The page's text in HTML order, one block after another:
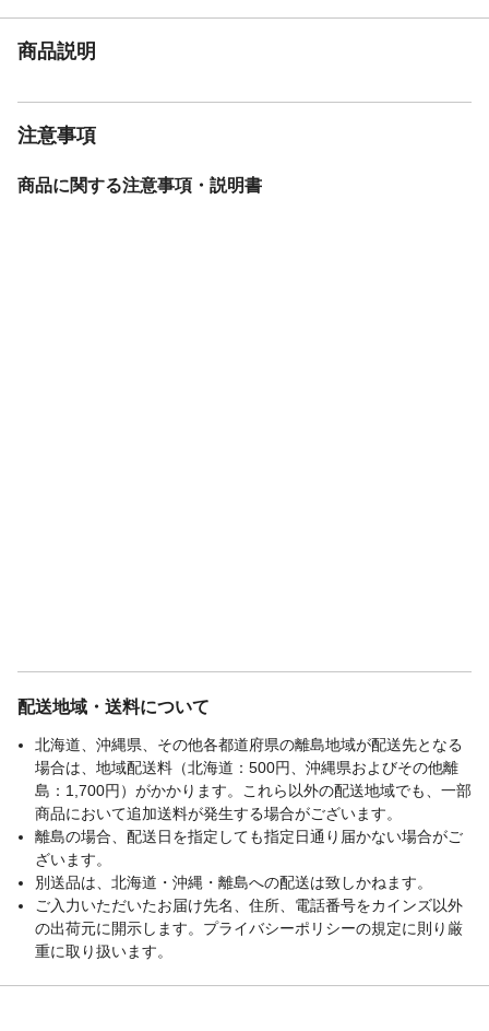
商品説明
注意事項
商品に関する注意事項・説明書
配送地域・送料について
北海道、沖縄県、その他各都道府県の離島地域が配送先となる
場合は、地域配送料（北海道：500円、沖縄県およびその他離
島：1,700円）がかかります。これら以外の配送地域でも、一部
商品において追加送料が発生する場合がございます。
離島の場合、配送日を指定しても指定日通り届かない場合がご
ざいます。
別送品は、北海道・沖縄・離島への配送は致しかねます。
ご入力いただいたお届け先名、住所、電話番号をカインズ以外
の出荷元に開示します。プライバシーポリシーの規定に則り厳
重に取り扱います。